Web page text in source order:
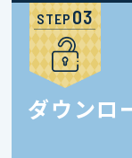
STEP
ダウンロ